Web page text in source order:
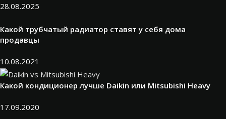
28.08.2025
Какой трубчатый радиатор ставят у себя дома
продавцы
10.08.2021
Какой кондиционер лучше Daikin или Mitsubishi Heavy
17.09.2020